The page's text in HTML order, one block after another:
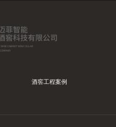
酒窖工程案例